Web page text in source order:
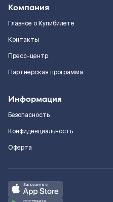
Компания
Главное о Купибилете
Контакты
Пресс-центр
Партнерская программа
Информация
Безопасность
Конфиденциальность
Оферта